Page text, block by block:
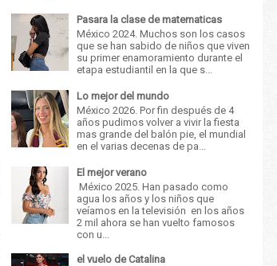
Pasara la clase de matematicas
México 2024. Muchos son los casos
que se han sabido de niños que viven
su primer enamoramiento durante el
etapa estudiantil en la que s...
Lo mejor del mundo
México 2026. Por fin después de 4
años pudimos volver a vivir la fiesta
mas grande del balón pie, el mundial
en el varias decenas de pa...
El mejor verano
México 2025. Han pasado como
agua los años y los niños que
veíamos en la televisión en los años
2 mil ahora se han vuelto famosos
con u...
el vuelo de Catalina